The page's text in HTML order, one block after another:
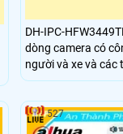
DH-IPC-
dòng camera có
người và xe và các
kính có độ phân
thẻ nhớ 512GB,
527